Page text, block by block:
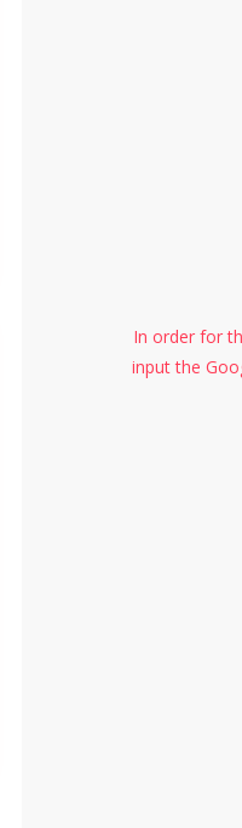
In order for
input the